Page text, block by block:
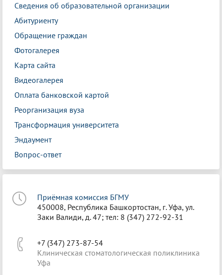
Сведения об образовательной организации
Абитуриенту
Обращение граждан
Фотогалерея
Карта сайта
Видеогалерея
Оплата банковской картой
Реорганизация вуза
Трансформация университета
Эндаумент
Вопрос-ответ
Приёмная комиссия БГМУ
450008, Республика Башкортостан, г. Уфа, ул.
Заки Валиди, д. 47; тел: 8 (347) 272-92-31
+7 (347) 273-87-54
Клиническая стоматологическая поликлиника
Уфа